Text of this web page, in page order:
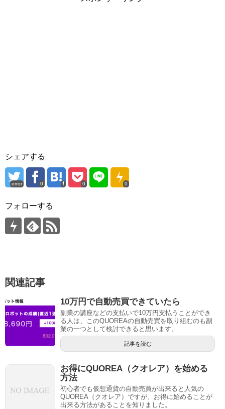
シェアする
error 0 0 0
フォローする
関連記事
10万円で自動売買できていたら
副業の講座などの支払いで10万円支払うことができ
る人は、このQUOREAの自動売買を取り組むのも副
業の一つとして検討できると思います。
記事を読む
お得にQUOREA（クオレア）を始める
方法
初心者でも仮想通貨の自動売買が出来ると人気の
QUOREA（クオレア）ですが、お得に始めることが
出来る方法があることを知りました。